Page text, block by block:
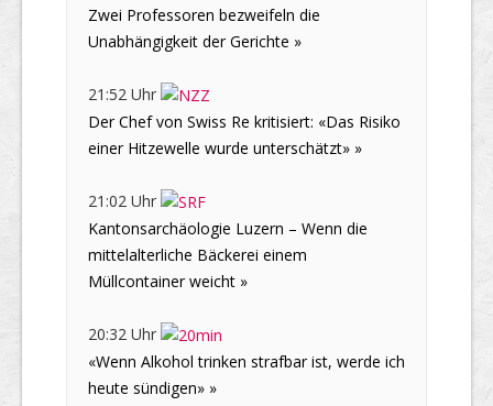
Zwei Professoren bezweifeln die
Unabhängigkeit der Gerichte »
21:52 Uhr
Der Chef von Swiss Re kritisiert: «Das Risiko
einer Hitzewelle wurde unterschätzt» »
21:02 Uhr
Kantonsarchäologie Luzern – Wenn die
mittelalterliche Bäckerei einem
Müllcontainer weicht »
20:32 Uhr
«Wenn Alkohol trinken strafbar ist, werde ich
heute sündigen» »